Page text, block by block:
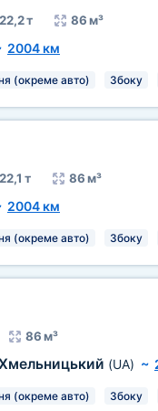
22,2 т 86 м³
2004 км
(окреме авто) Збоку
22,1 т 86 м³
2004 км
(окреме авто) Збоку
86 м³
(UA) ~
(окреме авто) Збоку